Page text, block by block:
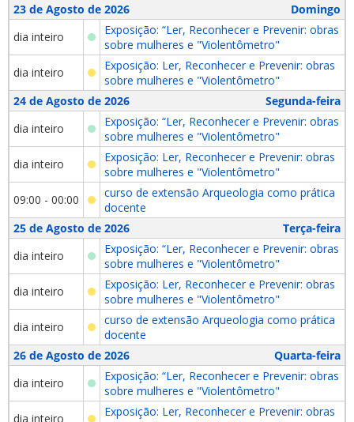
23 de Agosto de 2026
Domingo
dia inteiro
Exposição: “Ler, Reconhecer e Prevenir: obras
sobre mulheres e "Violentômetro"
dia inteiro
Exposição: Ler, Reconhecer e Prevenir: obras
sobre mulheres e "Violentômetro"
24 de Agosto de 2026
Segunda-feira
dia inteiro
Exposição: “Ler, Reconhecer e Prevenir: obras
sobre mulheres e "Violentômetro"
dia inteiro
Exposição: Ler, Reconhecer e Prevenir: obras
sobre mulheres e "Violentômetro"
09:00 - 00:00
curso de extensão Arqueologia como prática
docente
25 de Agosto de 2026
Terça-feira
dia inteiro
Exposição: “Ler, Reconhecer e Prevenir: obras
sobre mulheres e "Violentômetro"
dia inteiro
Exposição: Ler, Reconhecer e Prevenir: obras
sobre mulheres e "Violentômetro"
dia inteiro
curso de extensão Arqueologia como prática
docente
26 de Agosto de 2026
Quarta-feira
dia inteiro
Exposição: “Ler, Reconhecer e Prevenir: obras
sobre mulheres e "Violentômetro"
dia inteiro
Exposição: Ler, Reconhecer e Prevenir: obras